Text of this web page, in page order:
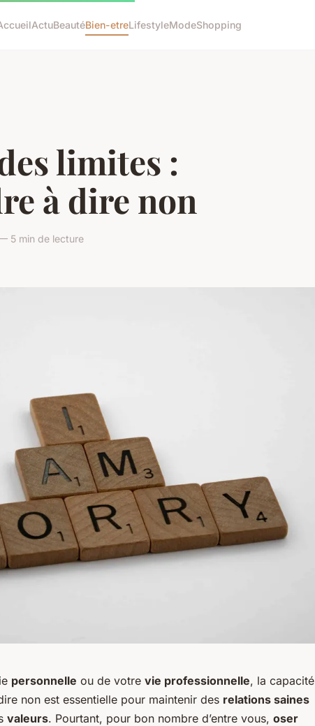
ActuBeautéBien-etreLifestyleModeShopping
limites :
à dire non
5 min de lecture
personnelle ou de votre vie professionnelle, la capacité
non est essentielle pour maintenir des relations saines
valeurs. Pourtant, pour bon nombre d’entre vous, oser